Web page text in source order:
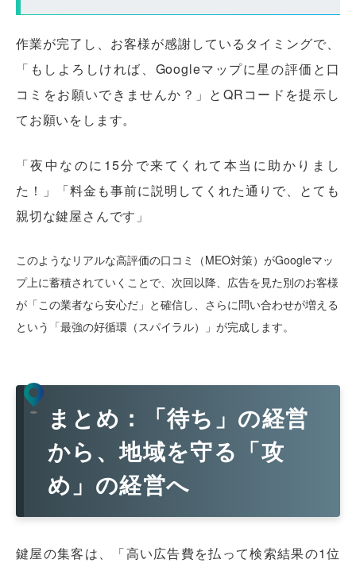
作業が完了し、お客様が感謝しているタイミングで、
「もしよろしければ、Googleマップに星の評価と口
コミをお願いできませんか？」とQRコードを提示し
てお願いをします。
「夜中なのに15分で来てくれて本当に助かりまし
た！」「料金も事前に説明してくれた通りで、とても
親切な鍵屋さんです」
このようなリアルな高評価の口コミ（MEO対策）がGoogleマッ
プ上に蓄積されていくことで、次回以降、広告を見た別のお客様
が「この業者なら安心だ」と確信し、さらに問い合わせが増える
という「最強の好循環（スパイラル）」が完成します。
まとめ：「待ち」の経営
から、地域を守る「攻
め」の経営へ
鍵屋の集客は、「高い広告費を払って検索結果の1位